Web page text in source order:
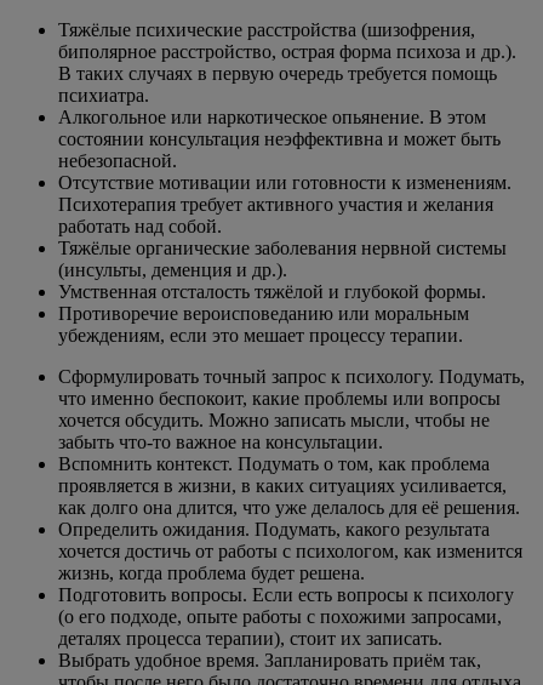
Тяжёлые психические расстройства (шизофрения,
биполярное расстройство, острая форма психоза и др.).
В таких случаях в первую очередь требуется помощь
психиатра.
Алкогольное или наркотическое опьянение. В этом
состоянии консультация неэффективна и может быть
небезопасной.
Отсутствие мотивации или готовности к изменениям.
Психотерапия требует активного участия и желания
работать над собой.
Тяжёлые органические заболевания нервной системы
(инсульты, деменция и др.).
Умственная отсталость тяжёлой и глубокой формы.
Противоречие вероисповеданию или моральным
убеждениям, если это мешает процессу терапии.
Сформулировать точный запрос к психологу. Подумать,
что именно беспокоит, какие проблемы или вопросы
хочется обсудить. Можно записать мысли, чтобы не
забыть что-то важное на консультации.
Вспомнить контекст. Подумать о том, как проблема
проявляется в жизни, в каких ситуациях усиливается,
как долго она длится, что уже делалось для её решения.
Определить ожидания. Подумать, какого результата
хочется достичь от работы с психологом, как изменится
жизнь, когда проблема будет решена.
Подготовить вопросы. Если есть вопросы к психологу
(о его подходе, опыте работы с похожими запросами,
деталях процесса терапии), стоит их записать.
Выбрать удобное время. Запланировать приём так,